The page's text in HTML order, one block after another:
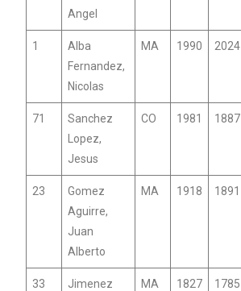
Angel
1
Alba
Fernandez,
Nicolas
MA 1990 2024
71
Sanchez
Lopez,
Jesus
CO 1981 1887
23
Gomez
Aguirre,
Juan
Alberto
MA 1918 1891
33
Jimenez
MA 1827 1785